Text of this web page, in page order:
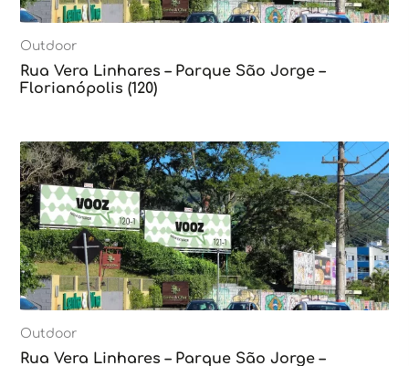
Outdoor
Rua Vera Linhares – Parque São Jorge –
Florianópolis (120)
Outdoor
Rua Vera Linhares – Parque São Jorge –